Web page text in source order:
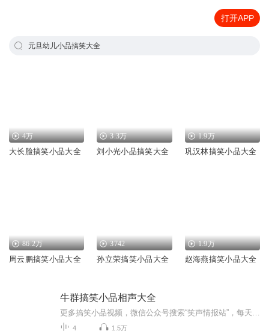
打开APP
元旦幼儿小品搞笑大全
4万
大长脸搞笑小品大全
3.3万
刘小光小品搞笑大全
1.9万
巩汉林搞笑小品大全
86.2万
周云鹏搞笑小品大全
3742
孙立荣搞笑小品大全
1.9万
赵海燕搞笑小品大全
牛群搞笑小品相声大全
4 1.5万